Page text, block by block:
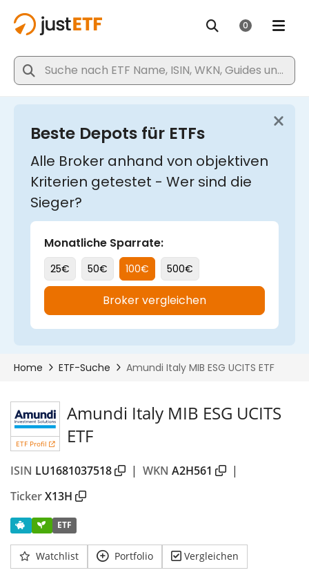
ETF Profil
Amundi Italy MIB ESG UCITS
ETF
ISIN LU1681037518 | WKN A2H561
|
TickerX13H
ETF
Watchlist Portfolio Vergleichen